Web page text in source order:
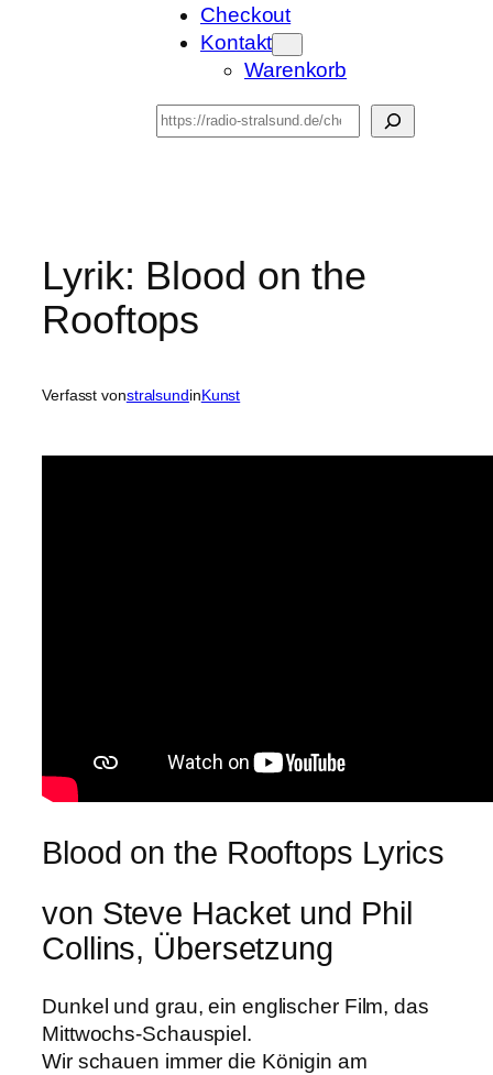
Checkout
Kontakt
Warenkorb
Suchen
Lyrik: Blood on the
Rooftops
Verfasst vonstralsundinKunst
Blood on the Rooftops Lyrics
von Steve Hacket und Phil
Collins, Übersetzung
Dunkel und grau, ein englischer Film, das
Mittwochs-Schauspiel.
Wir schauen immer die Königin am